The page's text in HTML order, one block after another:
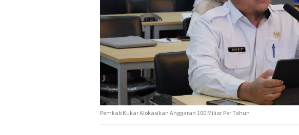
Pemkab Kukar Alokasikan Anggaran 100 Miliar Per Tahun